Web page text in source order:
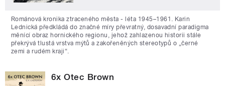
Románová kronika ztraceného města - léta 1945–1961. Karin
Lednická předkládá do značné míry převratný, dosavadní paradigma
měnící obraz hornického regionu, jehož zahlazenou historii stále
překrývá tlustá vrstva mýtů a zakořeněných stereotypů o „černé
zemi a rudém kraji“.
6x Otec Brown